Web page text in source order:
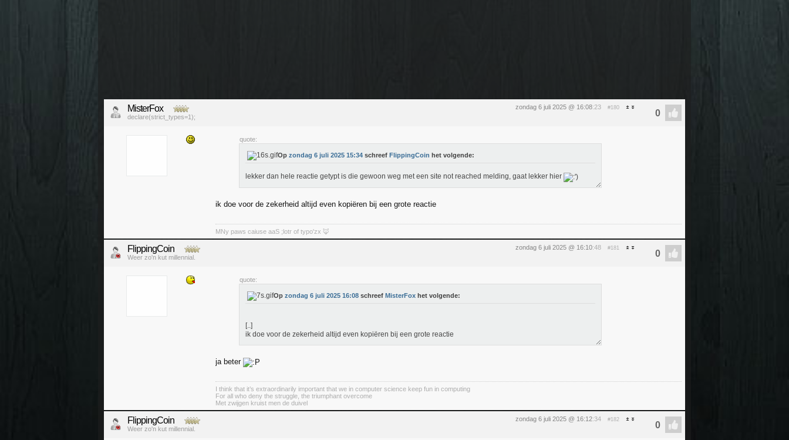
zondag 6 juli 2025 @ 16:08:23 #180
MisterFox
declare(strict_types=1);
quote:
Op zondag 6 juli 2025 15:34 schreef FlippingCoin het volgende:
lekker dan hele reactie getypt is die gewoon weg met een site not reached melding, gaat lekker hier
ik doe voor de zekerheid altijd even kopiëren bij een grote reactie
MNy paws caiuse aaS ;lotr of typo'zx 🦊
zondag 6 juli 2025 @ 16:10:48 #181
FlippingCoin
Weer zo'n kut millennial.
quote:
Op zondag 6 juli 2025 16:08 schreef MisterFox het volgende:
[..]
ik doe voor de zekerheid altijd even kopiëren bij een grote reactie
ja beter
I think that it’s extraordinarily important that we in computer science keep fun in computing
For all who deny the struggle, the triumphant overcome
Met zwijgen kruist men de duivel
zondag 6 juli 2025 @ 16:12:34 #182
FlippingCoin
Weer zo'n kut millennial.